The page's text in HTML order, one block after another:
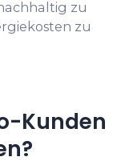
zu
zu
Kunden